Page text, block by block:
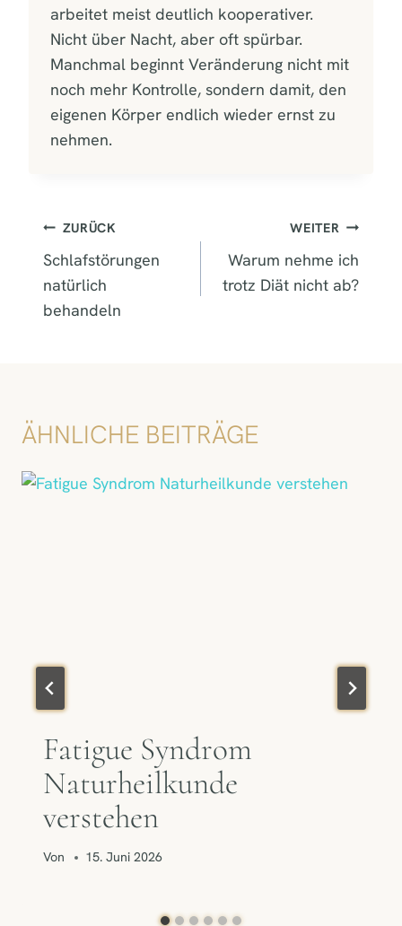
arbeitet meist deutlich kooperativer.
Nicht über Nacht, aber oft spürbar.
Manchmal beginnt Veränderung nicht mit
noch mehr Kontrolle, sondern damit, den
eigenen Körper endlich wieder ernst zu
nehmen.
BEITRAGSNAVIGATION
ZURÜCK
Schlafstörungen
natürlich
behandeln
WEITER
Warum nehme ich
trotz Diät nicht ab?
ÄHNLICHE BEITRÄGE
Fatigue Syndrom
Naturheilkunde
verstehen
Von 15. Juni 2026